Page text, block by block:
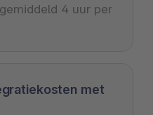
4 uur per
met